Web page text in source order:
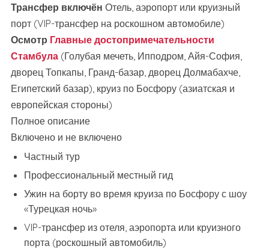
Трансфер включён Отель, аэропорт или круизный
порт (VIP-трансфер на роскошном автомобиле)
Осмотр Главные достопримечательности
Стамбула (Голубая мечеть, Ипподром, Айя-София,
дворец Топкапы, Гранд-базар, дворец Долмабахче,
Египетский базар), круиз по Босфору (азиатская и
европейская стороны)
Полное описание
Включено и не включено
Частный тур
Профессиональный местный гид
Ужин на борту во время круиза по Босфору с шоу
«Турецкая ночь»
VIP-трансфер из отеля, аэропорта или круизного
порта (роскошный автомобиль)